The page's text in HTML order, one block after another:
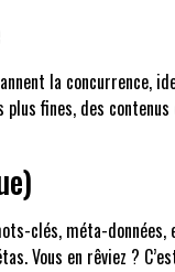
la
fines, des
méta-données,
Vous en rêviez ?